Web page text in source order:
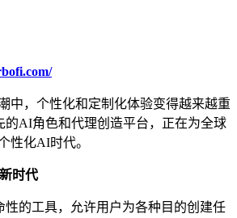
中，个性化和定制化体验变得越来越重
的AI角色和代理创造平台，正在为全球
性化AI时代。
时代
性的工具，允许用户为各种目的创建任